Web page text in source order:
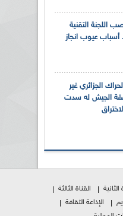
اللجنة التقنية
أسباب عيوب انجاز
الجزائري غير
الجيش له سدت
الثانية
القناة الثالثة
الإذاعة الثقافة